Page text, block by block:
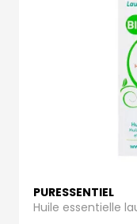
PURESSENTIEL
Huile essentielle